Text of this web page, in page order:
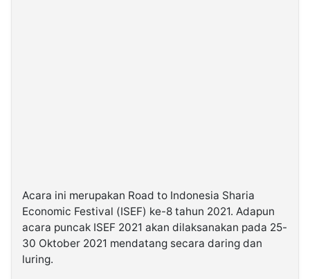
Acara ini merupakan Road to Indonesia Sharia
Economic Festival (ISEF) ke-8 tahun 2021. Adapun
acara puncak ISEF 2021 akan dilaksanakan pada 25-
30 Oktober 2021 mendatang secara daring dan
luring.